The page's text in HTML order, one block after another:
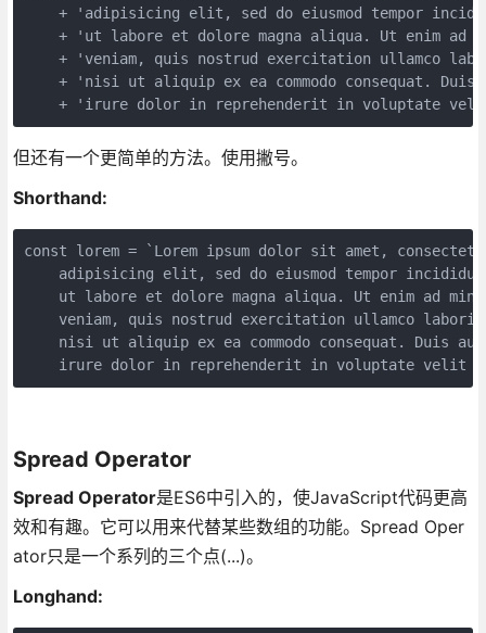
+ 'adipisicing elit, sed do eiusmod tempor
+ 'ut labore et dolore magna aliqua. Ut enim ad
+ 'veniam, quis nostrud exercitation ullamco
+ 'nisi ut aliquip ex ea commodo consequat. Duis
+ 'irure dolor in reprehenderit in voluptate
但还有一个更简单的方法。使用撇号。
Shorthand:
const lorem = `Lorem ipsum dolor sit amet,
adipisicing elit, sed do eiusmod tempor
ut labore et dolore magna aliqua. Ut enim ad
    veniam, quis nostrud exercitation ullamco laboris
nisi ut aliquip ex ea commodo consequat. Duis
irure dolor in reprehenderit in voluptate velit
Spread Operator
Spread Operator是ES6中引入的，使JavaScript代码更高
效和有趣。它可以用来代替某些数组的功能。Spread Oper
ator只是一个系列的三个点(...)。
Longhand: